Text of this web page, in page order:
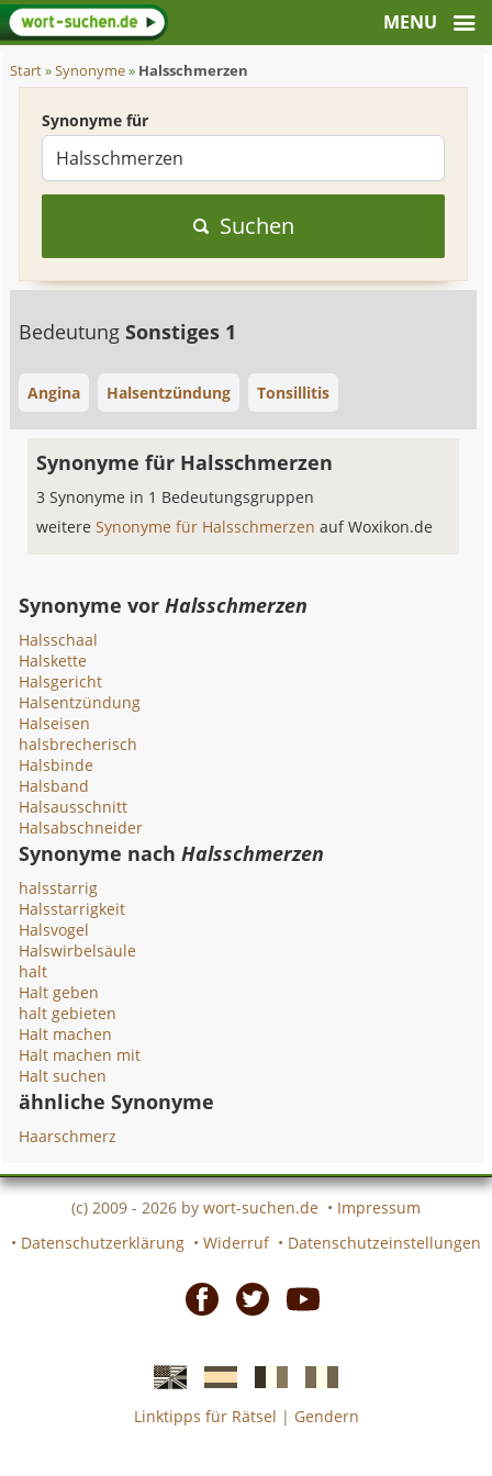
Start»Synonyme» Halsschmerzen
Synonyme für
Suchen
BedeutungSonstiges 1
Angina Halsentzündung Tonsillitis
Synonyme für Halsschmerzen
3 Synonyme in 1 Bedeutungsgruppen
weitereSynonyme für Halsschmerzenauf Woxikon.de
Synonyme vorHalsschmerzen
Halsschaal
Halskette
Halsgericht
Halsentzündung
Halseisen
halsbrecherisch
Halsbinde
Halsband
Halsausschnitt
Halsabschneider
Synonyme nachHalsschmerzen
halsstarrig
Halsstarrigkeit
Halsvogel
Halswirbelsäule
halt
Halt geben
halt gebieten
Halt machen
Halt machen mit
Halt suchen
ähnliche Synonyme
Haarschmerz
(c) 2009 - 2026 by wort-suchen.de • Impressum
• Datenschutzerklärung • Widerruf • Datenschutzeinstellungen
EnglischeSpanischefranzösicheitalienische
Linktipps für Rätsel | Gendern